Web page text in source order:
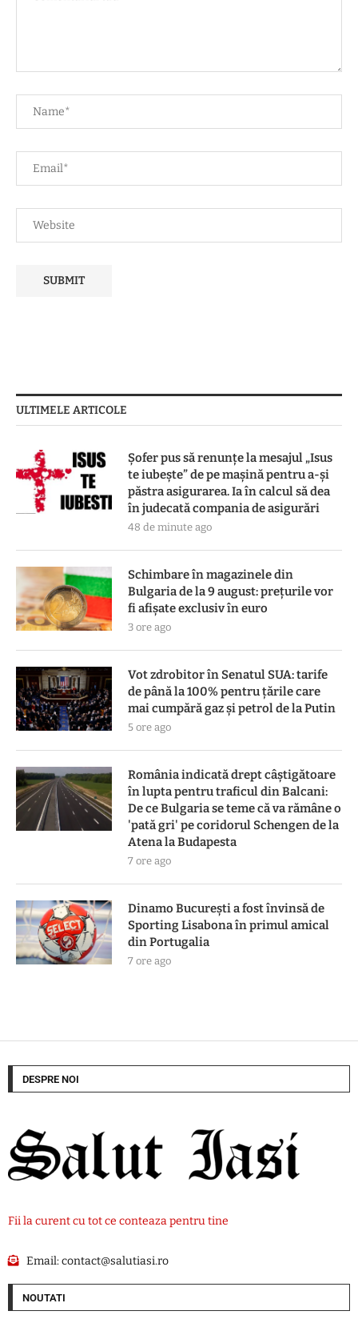
ULTIMELE ARTICOLE
Șofer pus să renunțe la mesajul „Isus
te iubește” de pe mașină pentru a-și
păstra asigurarea. Ia în calcul să dea
în judecată compania de asigurări
48 de minute ago
Schimbare în magazinele din
Bulgaria de la 9 august: prețurile vor
fi afișate exclusiv în euro
3 ore ago
Vot zdrobitor în Senatul SUA: tarife
de până la 100% pentru țările care
mai cumpără gaz și petrol de la Putin
5 ore ago
România indicată drept câștigătoare
în lupta pentru traficul din Balcani:
De ce Bulgaria se teme că va rămâne o
'pată gri' pe coridorul Schengen de la
Atena la Budapesta
7 ore ago
Dinamo București a fost învinsă de
Sporting Lisabona în primul amical
din Portugalia
7 ore ago
DESPRE NOI
Fii la curent cu tot ce conteaza pentru tine
Email:contact@salutiasi.ro
NOUTATI